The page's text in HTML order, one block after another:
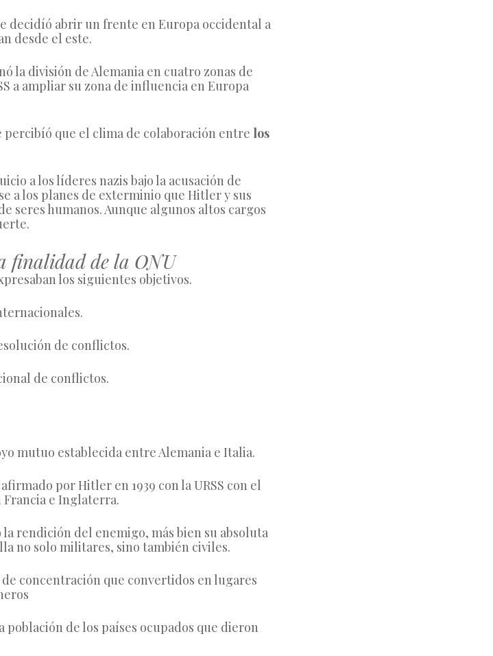
decidíó abrir un frente en Europa occidental a
desde el este.
la división de Alemania en cuatro zonas de
a ampliar su zona de influencia en Europa
percibíó que el clima de colaboración entre los
a los líderes nazis bajo la acusación de
a los planes de exterminio que Hitler y sus
seres humanos. Aunque algunos altos cargos
finalidad de la ONU
los siguientes objetivos.
de conflictos.
de conflictos.
mutuo establecida entre Alemania e Italia.
por Hitler en 1939 con la URSS con el
Francia e Inglaterra.
la rendición del enemigo, más bien su absoluta
no solo militares, sino también civiles.
de concentración que convertidos en lugares
población de los países ocupados que dieron